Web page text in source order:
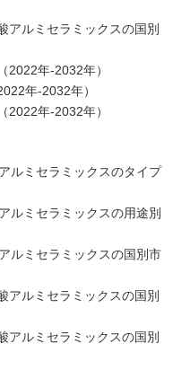
アルミセラミックスの国別
2022年-2032年）
年-2032年）
2022年-2032年）
ルミセラミックスのタイプ
ルミセラミックスの用途別
ルミセラミックスの国別市
アルミセラミックスの国別
アルミセラミックスの国別